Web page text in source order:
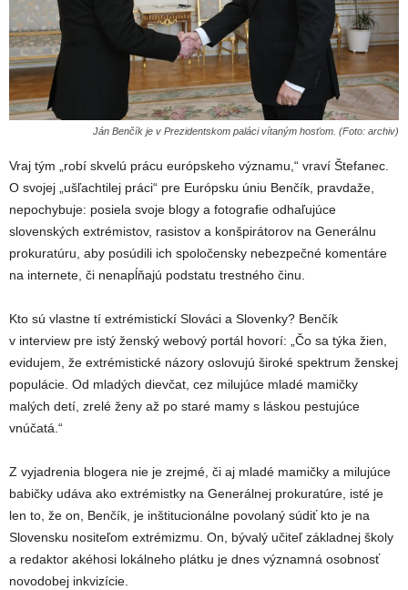
Ján Benčík je v Prezidentskom paláci vítaným hosťom. (Foto: archiv)
Vraj tým „robí skvelú prácu európskeho významu,“ vraví Štefanec.
O svojej „ušľachtilej práci“ pre Európsku úniu Benčík, pravdaže,
nepochybuje: posiela svoje blogy a fotografie odhaľujúce
slovenských extrémistov, rasistov a konšpirátorov na Generálnu
prokuratúru, aby posúdili ich spoločensky nebezpečné komentáre
na internete, či nenapĺňajú podstatu trestného činu.
Kto sú vlastne tí extrémistickí Slováci a Slovenky? Benčík
v interview pre istý ženský webový portál hovorí: „Čo sa týka žien,
evidujem, že extrémistické názory oslovujú široké spektrum ženskej
populácie. Od mladých dievčat, cez milujúce mladé mamičky
malých detí, zrelé ženy až po staré mamy s láskou pestujúce
vnúčatá.“
Z vyjadrenia blogera nie je zrejmé, či aj mladé mamičky a milujúce
babičky udáva ako extrémistky na Generálnej prokuratúre, isté je
len to, že on, Benčík, je inštitucionálne povolaný súdiť kto je na
Slovensku nositeľom extrémizmu. On, bývalý učiteľ základnej školy
a redaktor akéhosi lokálneho plátku je dnes významná osobnosť
novodobej inkvizície.